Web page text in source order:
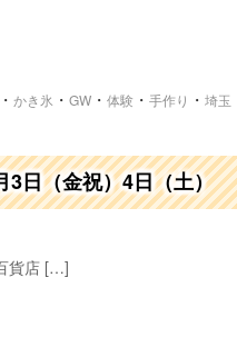
・ かき氷 ・ GW ・ 体験 ・ 手作り ・ 埼玉
3日（金祝）4日（土）
貨店 […]